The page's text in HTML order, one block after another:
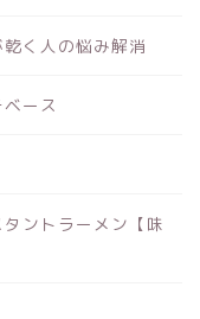
く人の悩み解消
ース
ントラーメン【味